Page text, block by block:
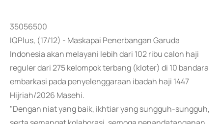
35056500
IQPlus, (17/12) - Maskapai Penerbangan Garuda
Indonesia akan melayani lebih dari 102 ribu calon haji
reguler dari 275 kelompok terbang (kloter) di 10 bandara
embarkasi pada penyelenggaraan ibadah haji 1447
Hijriah/2026 Masehi.
"Dengan niat yang baik, ikhtiar yang sungguh-sungguh,